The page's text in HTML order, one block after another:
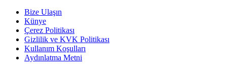
Bize Ulaşın
Künye
Çerez Politikası
Gizlilik ve KVK Politikası
Kullanım Koşulları
Aydınlatma Metni